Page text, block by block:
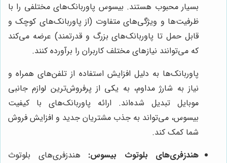
بسیار محبوب هستند. بیسوس پاوربانک‌های مختلفی را با
ظرفیت‌ها و ویژگی‌های متفاوت (از پاوربانک‌های کوچک و
قابل حمل تا پاوربانک‌های بزرگ و قدرتمند) عرضه می‌کند
که می‌توانند نیازهای مختلف کاربران را برآورده کنند.
پاوربانک‌ها به دلیل افزایش استفاده از تلفن‌های همراه و
نیاز به شارژ مداوم، به یکی از پرفروش‌ترین لوازم جانبی
موبایل تبدیل شده‌اند. ارائه پاوربانک‌های با کیفیت
بیسوس، می‌تواند به جذب مشتریان جدید و افزایش فروش
شما کمک کند.
هندزفری‌های بلوتوث بیسوس: هندزفری‌های بلوتوث